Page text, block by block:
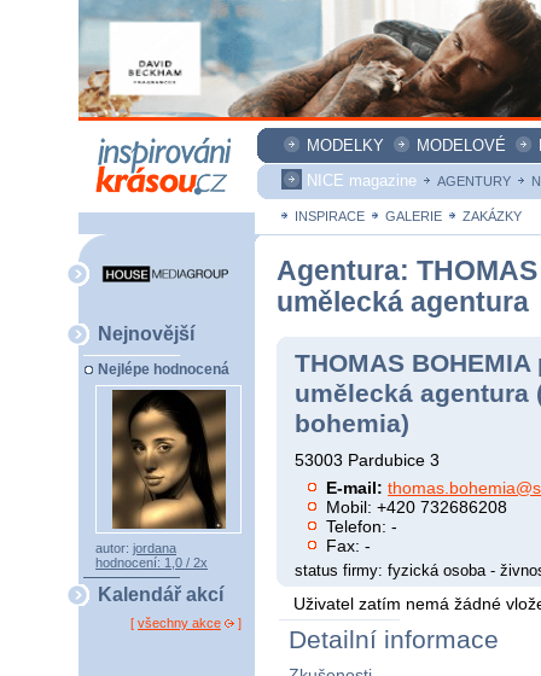
MODELKY MODELOVÉ
NICE magazine
AGENTURY
INSPIRACE GALERIE ZAKÁZKY
Nejnovější
Nejlépe hodnocená
autor: jordana
hodnocení: 1,0 / 2x
Kalendář akcí
[ všechny akce ]
Agentura:
umělecká agentura
THOMAS
umělecká agentura
bohemia)
53003 Pardubice 3
E-mail:
Mobil: +420 732686208
Telefon: -
Fax: -
status firmy: fyzická osoba -
Uživatel zatím nemá žádné
Detailní informace